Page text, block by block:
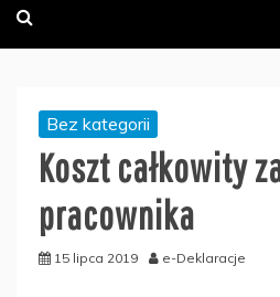
Bez kategorii
Koszt całkowity
pracownika
15 lipca 2019 e-Deklaracje